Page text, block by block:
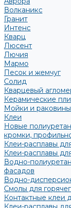
Волканикс
Гранит
Интенс
Кварц
Люсент
Лючия
Мармо
Песок и жемчуг
Солид
Кварцевый
Керамические
Мойки и
Клеи
Новые
кромки,
Клеи-расплавы
Клеи-расплавы
Водно-
фасадов
Водно-
Смолы для
Контактные клеи